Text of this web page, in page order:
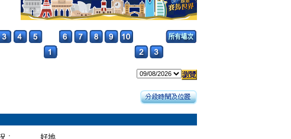
: 好地